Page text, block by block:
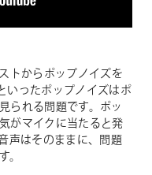
トからポップノイズを
いったポップノイズはポ
られる問題です。ポッ
がマイクに当たると発
声はそのままに、問題
。